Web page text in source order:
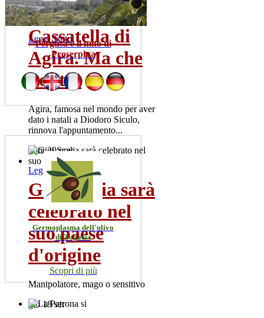
mer 22 lug
Leggi Tutto
Cassatella di
Agira. Ma che
bontà!
Agira, famosa nel mondo per aver
dato i natali a Diodoro Siculo,
rinnova l'appuntamento...
dom 20 nov
Leggi Tutto
Gigi Scalia sarà
celebrato nel
suo paese
d'origine
Manipolatore, mago o sensitivo
gio 18 set
Pergusa e il mito di
Proserpina
Germoplasma dell'ulivo
di Zagaria
Scopri di più